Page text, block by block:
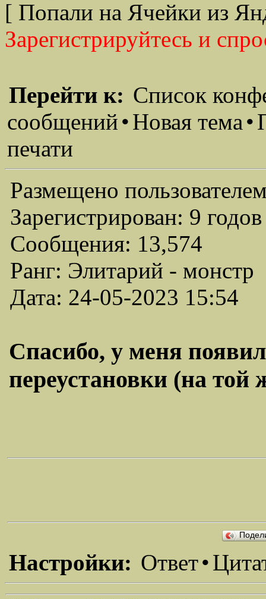
[ Попали на Ячейки из
Зарегистрируйтесь и
Перейти к: Список
сообщений•Новая тема•
печати
Размещено
Зарегистрирован: 9
Сообщения: 13,574
Ранг: Элитарий - монстр
Дата: 24-05-2023 15:54
Спасибо, у меня
переустановки (на той
Настройки: Ответ•